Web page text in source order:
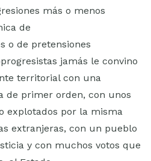
más o menos
de
o de pretensiones
jamás le convino
territorial con una
de primer orden, con unos
explotados por la misma
extranjeras, con un pueblo
y con muchos votos que